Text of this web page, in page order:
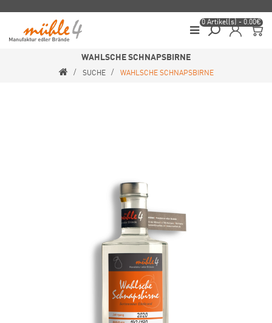
0 Artikel(s) - 0.00€
WAHLSCHE SCHNAPSBIRNE
SUCHE WAHLSCHE SCHNAPSBIRNE